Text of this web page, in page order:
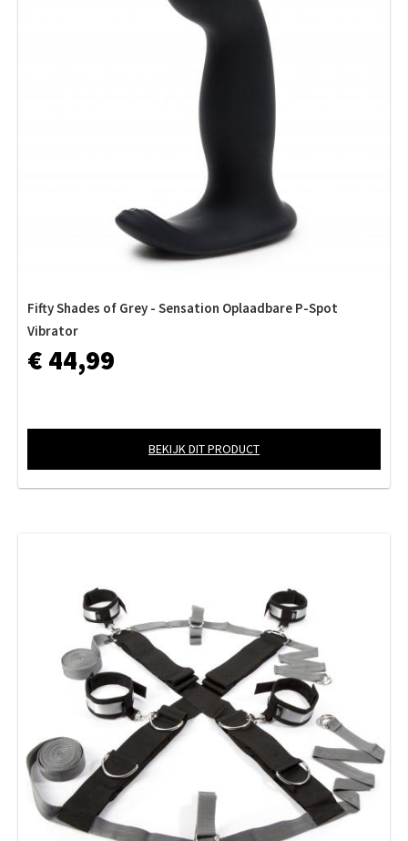
Fifty Shades of Grey - Sensation Oplaadbare P-Spot
Vibrator
€ 44,99
BEKIJK DIT PRODUCT